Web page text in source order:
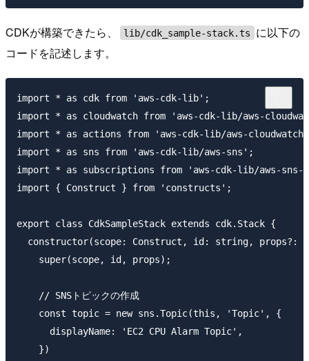
CDKが構築できたら、 lib/cdk_sample-stack.ts
に以下の
コードを記述します。
import * as cdk from 'aws-cdk-lib';
import * as cloudwatch from 'aws-cdk-lib/aws-
import * as actions from 'aws-cdk-lib/aws-
import * as sns from 'aws-cdk-lib/aws-sns';
import * as subscriptions from 'aws-cdk-lib/aws-
import { Construct } from 'constructs';
export class CdkSampleStack extends cdk.Stack {
constructor(scope: Construct, id: string, props?:
    super(scope, id, props);
    // SNSトピックの作成
    const topic = new sns.Topic(this, 'Topic', {
      displayName: 'EC2 CPU Alarm Topic',
    })